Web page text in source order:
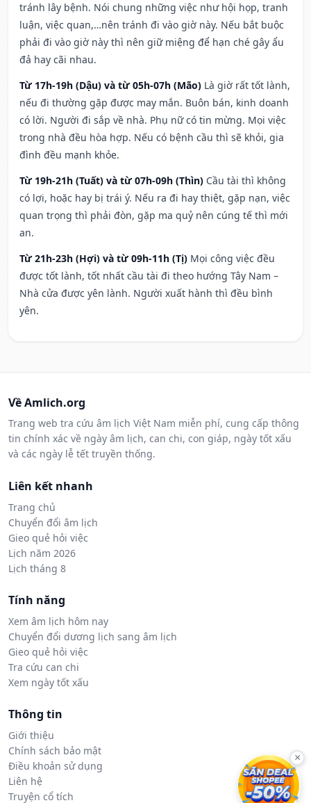
tránh lây bệnh. Nói chung những việc như hội họp, tranh
luận, việc quan,…nên tránh đi vào giờ này. Nếu bắt buộc
phải đi vào giờ này thì nên giữ miệng để hạn ché gây ẩu
đả hay cãi nhau.
Từ 17h-19h (Dậu) và từ 05h-07h (Mão) Là giờ rất tốt lành,
nếu đi thường gặp được may mắn. Buôn bán, kinh doanh
có lời. Người đi sắp về nhà. Phụ nữ có tin mừng. Mọi việc
trong nhà đều hòa hợp. Nếu có bệnh cầu thì sẽ khỏi, gia
đình đều mạnh khỏe.
Từ 19h-21h (Tuất) và từ 07h-09h (Thìn) Cầu tài thì không
có lợi, hoặc hay bị trái ý. Nếu ra đi hay thiệt, gặp nạn, việc
quan trọng thì phải đòn, gặp ma quỷ nên cúng tế thì mới
an.
Từ 21h-23h (Hợi) và từ 09h-11h (Tị) Mọi công việc đều
được tốt lành, tốt nhất cầu tài đi theo hướng Tây Nam –
Nhà cửa được yên lành. Người xuất hành thì đều bình
yên.
Về Amlich.org
Trang web tra cứu âm lịch Việt Nam miễn phí, cung cấp thông
tin chính xác về ngày âm lịch, can chi, con giáp, ngày tốt xấu
và các ngày lễ tết truyền thống.
Liên kết nhanh
Trang chủ
Chuyển đổi âm lịch
Gieo quẻ hỏi việc
Lịch năm 2026
Lịch tháng 8
Tính năng
Xem âm lịch hôm nay
Chuyển đổi dương lịch sang âm lịch
Gieo quẻ hỏi việc
Tra cứu can chi
Xem ngày tốt xấu
Thông tin
Giới thiệu
Chính sách bảo mật
Điều khoản sử dụng
Liên hệ
Truyện cổ tích
×